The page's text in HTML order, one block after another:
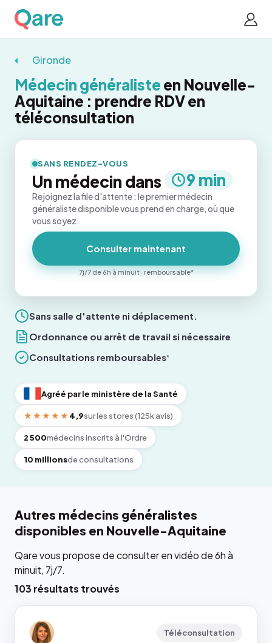
Gironde
Médecin généraliste en Nouvelle-
Aquitaine : prendre RDV en
téléconsultation
Sans salle d'attente ni déplacement.
Ordonnance ou arrêt de travail si nécessaire
Consultations remboursables*
Agréé par le ministère de la Santé
★★★★★ 4,9sur les stores (125k avis)
2 500médecins inscrits à l'Ordre
10 millionsde consultations
SANS RENDEZ-VOUS
Un médecin dans 9 min
Rejoignez la file d'attente : le premier médecin
généraliste disponible vous prend en charge, où que
vous soyez.
Consulter maintenant
7j/7 de 6h à minuit · remboursable*
Autres médecins généralistes
disponibles en Nouvelle-Aquitaine
Qare vous propose de consulter en vidéo de 6h à
minuit, 7j/7.
103 résultats trouvés
Téléconsultation